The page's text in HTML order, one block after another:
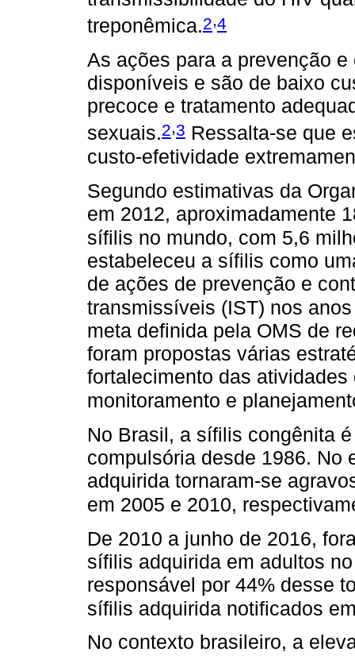
treponêmica.2,4
As ações para a prevenção
disponíveis e são de baixo
precoce e tratamento
sexuais.2,3 Ressalta-se que
custo-efetividade
Segundo estimativas da
em 2012, aproximadamente
sífilis no mundo, com 5,6
estabeleceu a sífilis como
de ações de prevenção e
transmissíveis (IST) nos
meta definida pela OMS de
foram propostas várias
fortalecimento das
monitoramento e
No Brasil, a sífilis congênita
compulsória desde 1986. No
adquirida tornaram-se
em 2005 e 2010,
De 2010 a junho de 2016,
sífilis adquirida em adultos
responsável por 44% desse
sífilis adquirida notificados
No contexto brasileiro, a